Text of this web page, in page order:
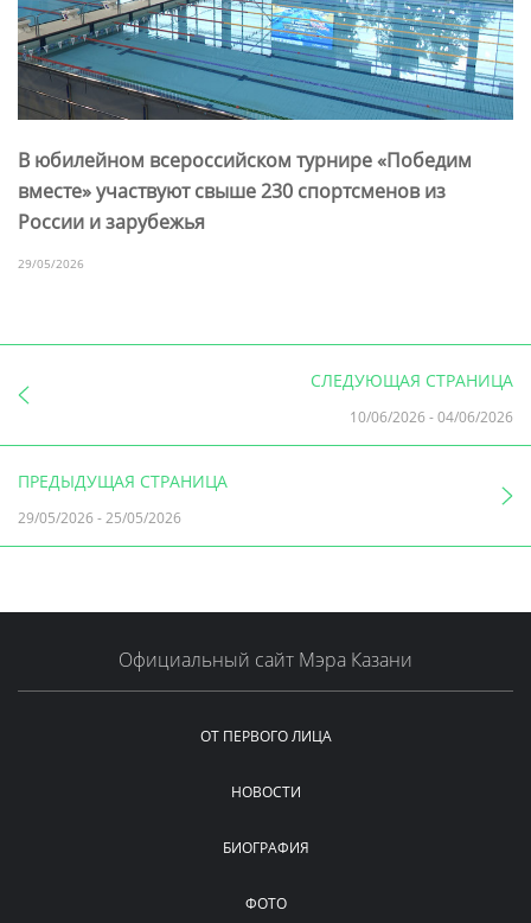
В юбилейном всероссийском турнире «Победим
вместе» участвуют свыше 230 спортсменов из
России и зарубежья
29/05/2026
СЛЕДУЮЩАЯ СТРАНИЦА
10/06/2026 -04/06/2026
ПРЕДЫДУЩАЯ СТРАНИЦА
29/05/2026 -25/05/2026
Официальный сайт Мэра Казани
ОТ ПЕРВОГО ЛИЦА
НОВОСТИ
БИОГРАФИЯ
ФОТО